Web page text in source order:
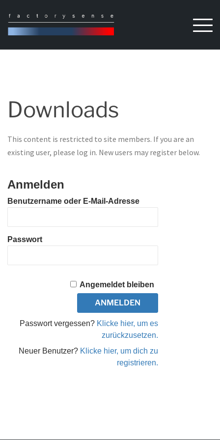
content
Downloads
This content is restricted to site members. If you are an
existing user, please log in. New users may register below.
Anmelden
Benutzername oder E-Mail-Adresse
Passwort
Angemeldet bleiben
Passwort vergessen? Klicke hier, um es
zurückzusetzen.
Neuer Benutzer? Klicke hier, um dich zu
registrieren.